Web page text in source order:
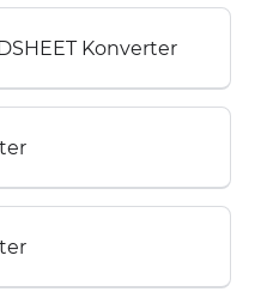
Konverter